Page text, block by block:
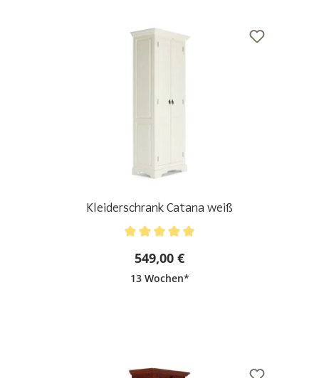
Kleiderschrank Catana weiß
549,00 €
13 Wochen*